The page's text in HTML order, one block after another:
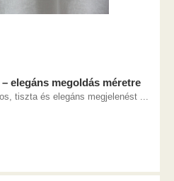
elegáns megoldás méretre
tiszta és elegáns megjelenést ...